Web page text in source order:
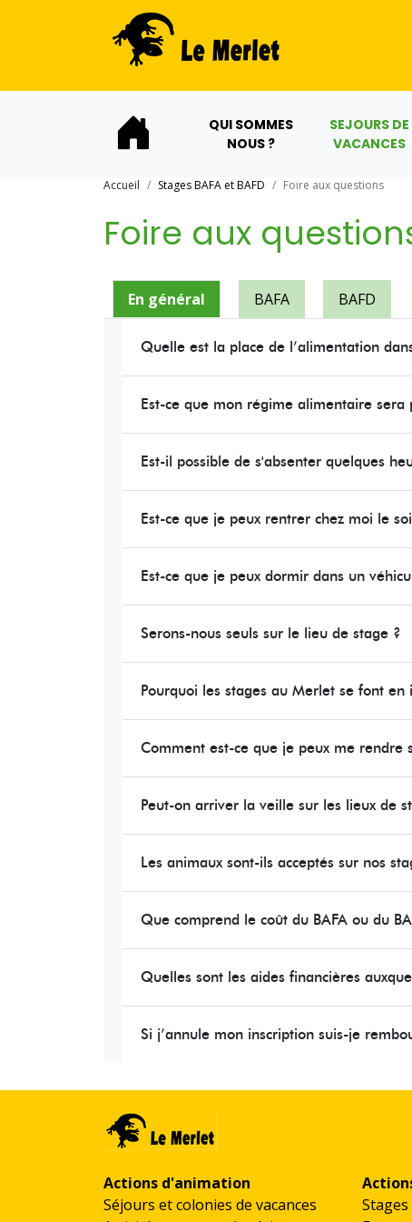
QUI SOMMES
NOUS ?
SEJOURS DE
VACANCES
Accueil Stages BAFA et BAFD Foire aux questions
Foire aux
En général BAFA BAFD
Quelle est la place de l’alimentation
Est-ce que mon régime alimentaire
Est-il possible de s'absenter quelques
Est-ce que je peux rentrer chez moi le
Est-ce que je peux dormir dans un
Serons-nous seuls sur le lieu de stage ?
Pourquoi les stages au Merlet se font en
Comment est-ce que je peux me rendre
Peut-on arriver la veille sur les lieux de
Les animaux sont-ils acceptés sur nos
Que comprend le coût du BAFA ou du
Quelles sont les aides financières
Si j’annule mon inscription suis-je
Actions d'animation
Séjours et colonies de vacances
Stages